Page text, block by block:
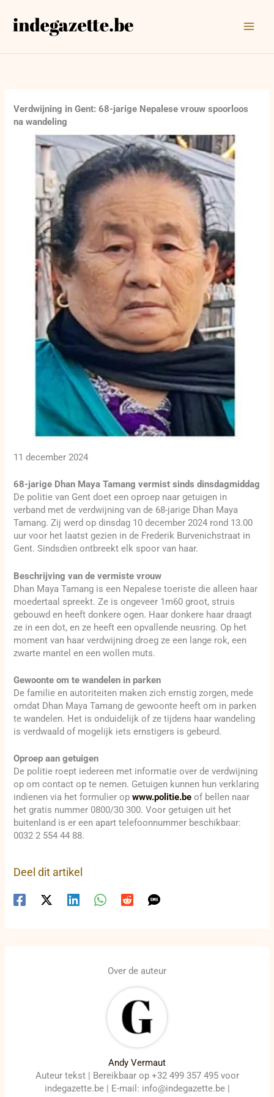
naar
Verdwijning in Gent: 68-jarige Nepalese vrouw spoorloos
na wandeling
11 december 2024
68-jarige Dhan Maya Tamang vermist sinds dinsdagmiddag
De politie van Gent doet een oproep naar getuigen in
verband met de verdwijning van de 68-jarige Dhan Maya
Tamang. Zij werd op dinsdag 10 december 2024 rond 13.00
uur voor het laatst gezien in de Frederik Burvenichstraat in
Gent. Sindsdien ontbreekt elk spoor van haar.
Beschrijving van de vermiste vrouw
Dhan Maya Tamang is een Nepalese toeriste die alleen haar
moedertaal spreekt. Ze is ongeveer 1m60 groot, struis
gebouwd en heeft donkere ogen. Haar donkere haar draagt
ze in een dot, en ze heeft een opvallende neusring. Op het
moment van haar verdwijning droeg ze een lange rok, een
zwarte mantel en een wollen muts.
Gewoonte om te wandelen in parken
De familie en autoriteiten maken zich ernstig zorgen, mede
omdat Dhan Maya Tamang de gewoonte heeft om in parken
te wandelen. Het is onduidelijk of ze tijdens haar wandeling
is verdwaald of mogelijk iets ernstigers is gebeurd.
Oproep aan getuigen
De politie roept iedereen met informatie over de verdwijning
op om contact op te nemen. Getuigen kunnen hun verklaring
indienen via het formulier opwww.politie.be of bellen naar
het gratis nummer 0800/30 300. Voor getuigen uit het
buitenland is er een apart telefoonnummer beschikbaar:
0032 2 554 44 88.
Deel dit artikel
Over de auteur
Andy Vermaut
Auteur tekst | Bereikbaar op +32 499 357 495 voor
indegazette.be | E-mail: info@indegazette.be |